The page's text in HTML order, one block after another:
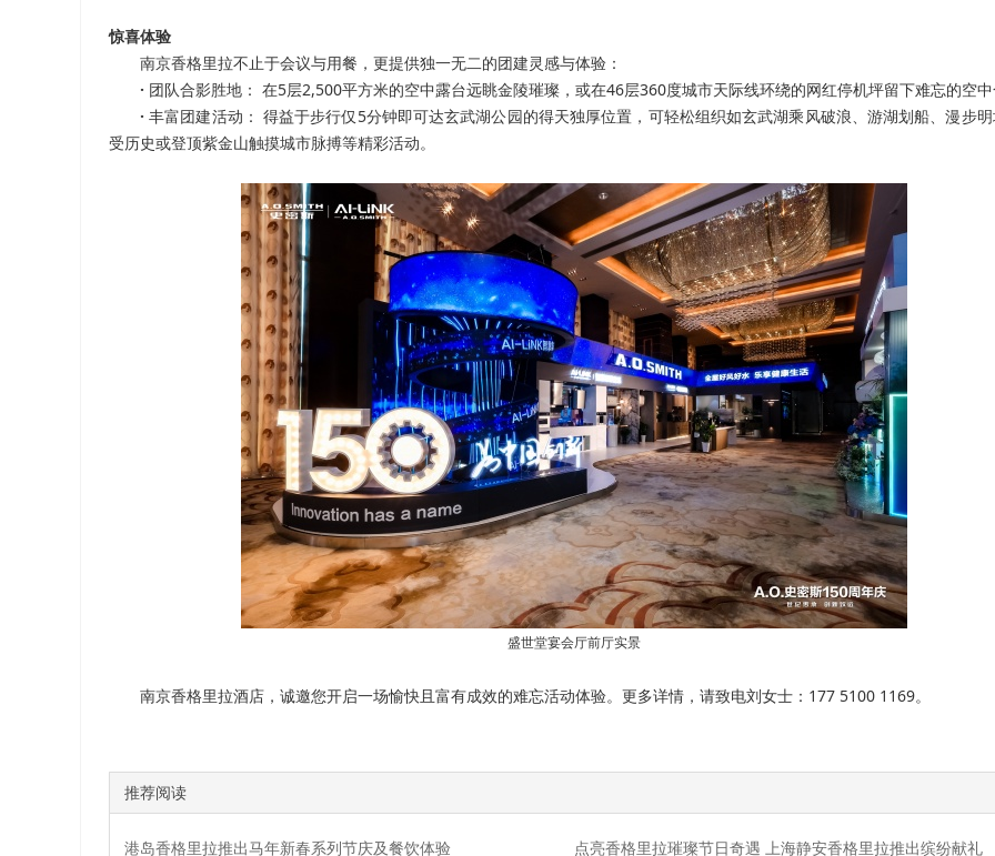
惊喜体验
南京香格里拉不止于会议与用餐，更提供独一无二的团建灵感与体验：
· 团队合影胜地： 在5层2,500平方米的空中露台远眺金陵璀璨，或在46层360度城市天际线环绕的网红停机坪留下难忘的空
·丰富团建活动： 得益于步行仅5分钟即可达玄武湖公园的得天独厚位置，可轻松组织如玄武湖乘风破浪、游湖划船、漫步
受历史或登顶紫金山触摸城市脉搏等精彩活动。
盛世堂宴会厅前厅实景
南京香格里拉酒店，诚邀您开启一场愉快且富有成效的难忘活动体验。更多详情，请致电刘女士：177 5100 1169。
推荐阅读
港岛香格里拉推出马年新春系列节庆及餐饮体验 点亮香格里拉璀璨节日奇遇 上海静安香格里拉推出缤纷献礼